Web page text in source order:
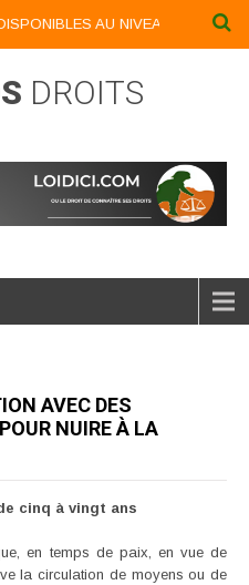
AU NIVEAU DU MENU
DROITS
AVEC DES
NUIRE À LA
cinq à vingt ans
en temps de paix, en vue de
la circulation de moyens ou de